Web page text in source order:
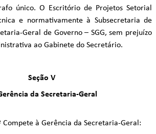
único. O Escritório de Projetos Setorial
e normativamente à Subsecretaria de
Geral de Governo – SGG, sem prejuízo
ao Gabinete do Secretário.
Seção V
da Secretaria-Geral
Compete à Gerência da Secretaria-Geral: